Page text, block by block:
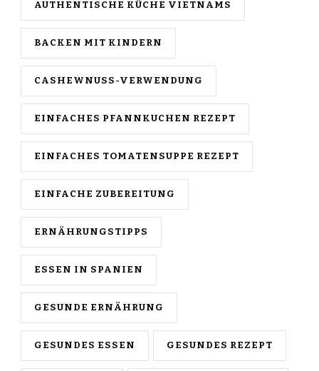
AUTHENTISCHE KÜCHE VIETNAMS
BACKEN MIT KINDERN
CASHEWNUSS-VERWENDUNG
EINFACHES PFANNKUCHEN REZEPT
EINFACHES TOMATENSUPPE REZEPT
EINFACHE ZUBEREITUNG
ERNÄHRUNGSTIPPS
ESSEN IN SPANIEN
GESUNDE ERNÄHRUNG
GESUNDES ESSEN GESUNDES REZEPT